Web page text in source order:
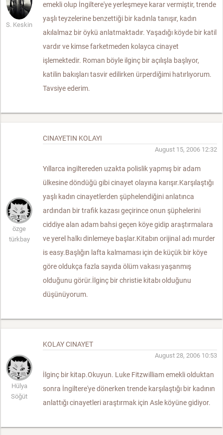
S. Keskin
emekli olup İngiltere'ye yerleşmeye karar vermiştir, trende
yaşlı teyzelerine benzettiği bir kadınla tanışır, kadın
akılalmaz bir öykü anlatmaktadır. Yaşadığı köyde bir katil
vardır ve kimse farketmeden kolayca cinayet
işlemektedir. Roman böyle ilginç bir açılışla başlıyor,
katilin bakışları tasvir edilirken ürperdiğimi hatırlıyorum.
Tavsiye ederim.
özge
türkbay
CINAYETIN KOLAYI
August 15, 2006 12:32
Yıllarca ingiltereden uzakta polislik yapmış bir adam
ülkesine döndüğü gibi cinayet olayına karışır.Karşılaştığı
yaşlı kadın cinayetlerden şüphelendiğini anlatınca
ardından bir trafik kazası geçirince onun şüphelerini
ciddiye alan adam bahsi geçen köye gidip araştırmalara
ve yerel halkı dinlemeye başlar.Kitabın orijinal adı murder
is easy.Başlığın lafta kalmaması için de küçük bir köye
göre oldukça fazla sayıda ölüm vakası yaşanmış
olduğunu görür.İlginç bir christie kitabı olduğunu
düşünüyorum.
Hülya
Söğüt
KOLAY CINAYET
August 28, 2006 10:53
İlginç bir kitap.Okuyun. Luke Fitzwilliam emekli olduktan
sonra İngiltere'ye dönerken trende karşılaştığı bir kadının
anlattığı cinayetleri araştırmak için Asle köyüne gidiyor.